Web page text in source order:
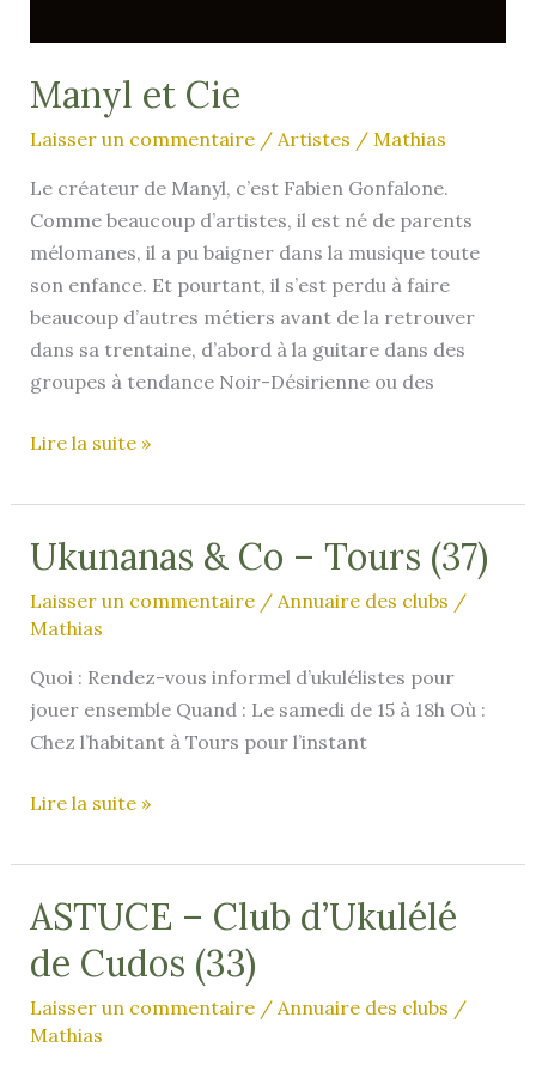
Manyl et Cie
Laisser un commentaire / Artistes / Mathias
Le créateur de Manyl, c’est Fabien Gonfalone.
Comme beaucoup d’artistes, il est né de parents
mélomanes, il a pu baigner dans la musique toute
son enfance. Et pourtant, il s’est perdu à faire
beaucoup d’autres métiers avant de la retrouver
dans sa trentaine, d’abord à la guitare dans des
groupes à tendance Noir-Désirienne ou des
Manyl
Cie
Lire la suite »
Ukunanas & Co – Tours (37)
Laisser un commentaire / Annuaire des clubs /
Mathias
Quoi : Rendez-vous informel d’ukulélistes pour
jouer ensemble Quand : Le samedi de 15 à 18h Où :
Chez l’habitant à Tours pour l’instant
Ukunanas
Co
Tours
(37)
Lire la suite »
ASTUCE – Club d’Ukulélé
de Cudos (33)
Laisser un commentaire / Annuaire des clubs /
Mathias